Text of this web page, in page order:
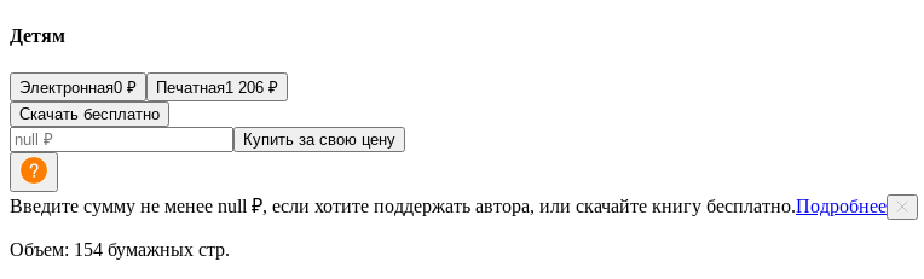
Детям
Электронная0 ₽ Печатная1 206 ₽
Скачать бесплатно
Купить за свою цену
Введите сумму не менее null ₽, если хотите поддержать автора, или скачайте книгу бесплатно.Подробнее
Объем: 154 бумажных стр.